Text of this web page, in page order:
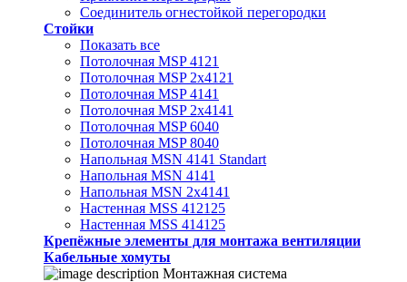
Соединитель огнестойкой перегородки
Стойки
Показать все
Потолочная MSP 4121
Потолочная MSP 2х4121
Потолочная MSP 4141
Потолочная MSP 2х4141
Потолочная MSP 6040
Потолочная MSP 8040
Напольная MSN 4141 Standart
Напольная MSN 4141
Напольная MSN 2х4141
Настенная MSS 412125
Настенная MSS 414125
Крепёжные элементы для монтажа вентиляции
Кабельные хомуты
Монтажная система